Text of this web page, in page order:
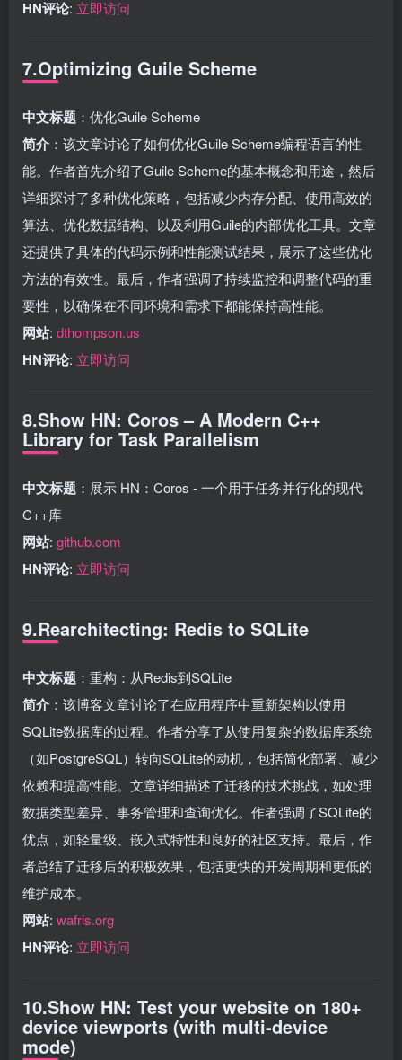
HN评论: 立即访问
7.Optimizing Guile Scheme
中文标题 ：优化Guile Scheme
简介 ：该文章讨论了如何优化Guile Scheme编程语言的性
能。作者首先介绍了Guile Scheme的基本概念和用途，然后
详细探讨了多种优化策略，包括减少内存分配、使用高效的
算法、优化数据结构、以及利用Guile的内部优化工具。文章
还提供了具体的代码示例和性能测试结果，展示了这些优化
方法的有效性。最后，作者强调了持续监控和调整代码的重
要性，以确保在不同环境和需求下都能保持高性能。
网站: dthompson.us
HN评论: 立即访问
8.Show HN: Coros – A Modern C++
Library for Task Parallelism
中文标题 ：展示 HN：Coros - 一个用于任务并行化的现代
C++库
网站: github.com
HN评论: 立即访问
9.Rearchitecting: Redis to SQLite
中文标题 ：重构：从Redis到SQLite
简介 ：该博客文章讨论了在应用程序中重新架构以使用
SQLite数据库的过程。作者分享了从使用复杂的数据库系统
（如PostgreSQL）转向SQLite的动机，包括简化部署、减少
依赖和提高性能。文章详细描述了迁移的技术挑战，如处理
数据类型差异、事务管理和查询优化。作者强调了SQLite的
优点，如轻量级、嵌入式特性和良好的社区支持。最后，作
者总结了迁移后的积极效果，包括更快的开发周期和更低的
维护成本。
网站: wafris.org
HN评论: 立即访问
10.Show HN: Test your website on 180+
device viewports (with multi-device
mode)